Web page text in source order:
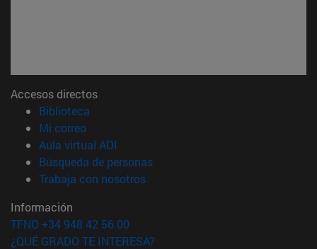
Accesos directos
Biblioteca
Mi correo(abre en nueva ventana)
Aula virtual ADI
Búsqueda de personas(abre en nueva ventana)
Trabaja con nosotros(abre en nueva ventana)
Información
TFNO +34 948 42 56 00
¿QUÉ GRADO TE INTERESA?